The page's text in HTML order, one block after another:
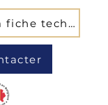
Télécharger la fiche technique